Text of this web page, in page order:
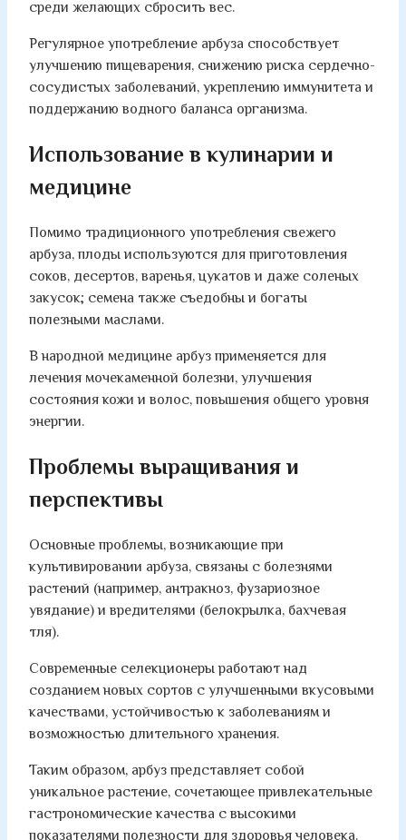
среди желающих сбросить вес.
Регулярное употребление арбуза способствует
улучшению пищеварения, снижению риска сердечно-
сосудистых заболеваний, укреплению иммунитета и
поддержанию водного баланса организма.
Использование в кулинарии и
медицине
Помимо традиционного употребления свежего
арбуза, плоды используются для приготовления
соков, десертов, варенья, цукатов и даже соленых
закусок; семена также съедобны и богаты
полезными маслами.
В народной медицине арбуз применяется для
лечения мочекаменной болезни, улучшения
состояния кожи и волос, повышения общего уровня
энергии.
Проблемы выращивания и
перспективы
Основные проблемы, возникающие при
культивировании арбуза, связаны с болезнями
растений (например, антракноз, фузариозное
увядание) и вредителями (белокрылка, бахчевая
тля).
Современные селекционеры работают над
созданием новых сортов с улучшенными вкусовыми
качествами, устойчивостью к заболеваниям и
возможностью длительного хранения.
Таким образом, арбуз представляет собой
уникальное растение, сочетающее привлекательные
гастрономические качества с высокими
показателями полезности для здоровья человека.